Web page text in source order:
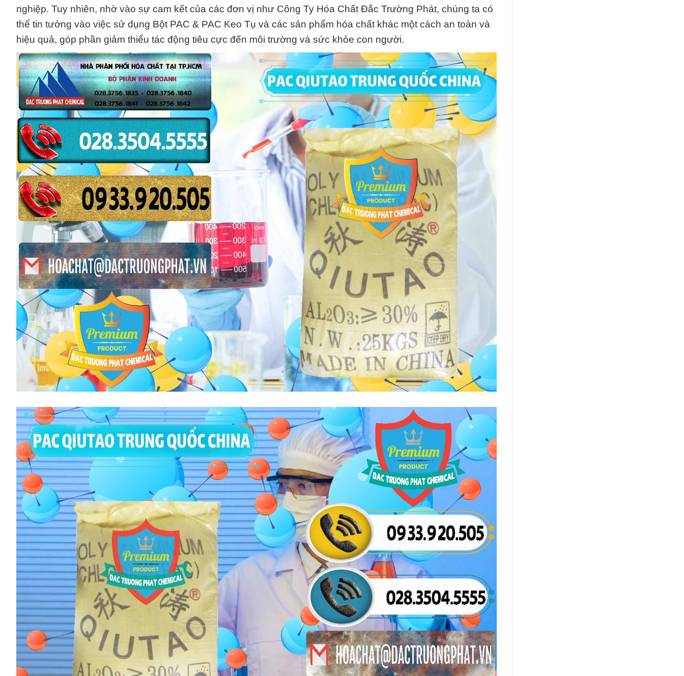
nghiệp. Tuy nhiên, nhờ vào sự cam kết của các đơn vị như Công Ty Hóa Chất Đắc Trường Phát, chúng ta có
thể tin tưởng vào việc sử dụng Bột PAC & PAC Keo Tụ và các sản phẩm hóa chất khác một cách an toàn và
hiệu quả, góp phần giảm thiểu tác động tiêu cực đến môi trường và sức khỏe con người.